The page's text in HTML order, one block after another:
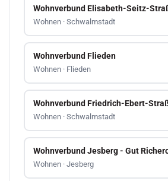
Wohnverbund Elisabeth-Seitz-
Wohnen · Schwalmstadt
Wohnverbund Flieden
Wohnen · Flieden
Wohnverbund Friedrich-Ebert-
Wohnen · Schwalmstadt
Wohnverbund Jesberg - Gut
Wohnen · Jesberg